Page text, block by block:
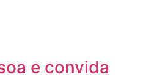
e convida